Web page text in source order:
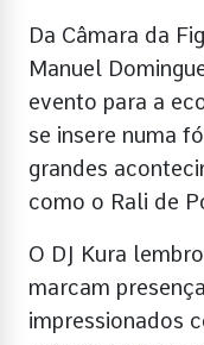
Da Câmara da
Manuel
evento para a
se insere numa
grandes
como o Rali de
O DJ Kura
marcam
impressionados